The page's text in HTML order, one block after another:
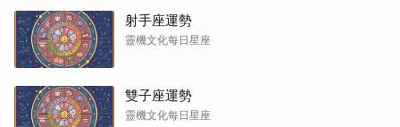
射手座運勢
靈機文化每日星座
雙子座運勢
靈機文化每日星座